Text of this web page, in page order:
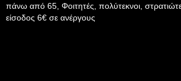
πάνω από 65, Φοιτητές, πολύτεκνοι,
είσοδος 6€ σε ανέργους